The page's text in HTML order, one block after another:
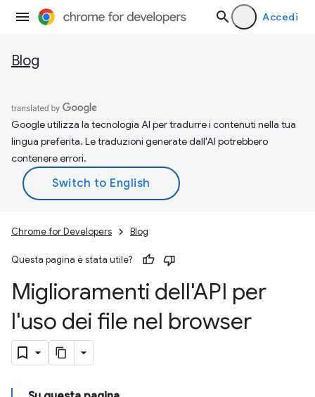
Accedi
Blog
Google utilizza la tecnologia AI per tradurre i contenuti nella tua
lingua preferita. Le traduzioni generate dall'AI potrebbero
contenere errori.
Chrome for Developers Blog
Questa pagina è stata utile?
Miglioramenti dell'API per
l'uso dei file nel browser